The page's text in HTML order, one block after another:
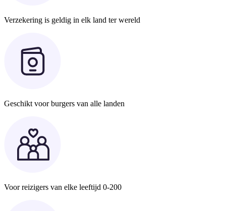
Verzekering is geldig in elk land ter wereld
Geschikt voor burgers van alle landen
Voor reizigers van elke leeftijd 0-200